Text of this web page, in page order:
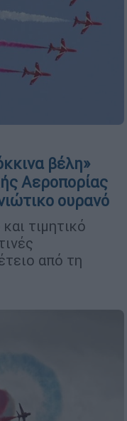
βέλη»
Αεροπορίας
ουρανό
τιμητικό
από τη